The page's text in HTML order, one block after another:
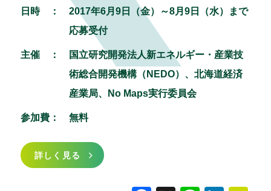
日時 ：
2017年6月9日（金）～8月9日（水）まで
応募受付
主催 ：
国立研究開発法人新エネルギー・産業技
術総合開発機構（NEDO）、北海道経済
産業局、No Maps実行委員会
参加費： 無料
詳しく見る